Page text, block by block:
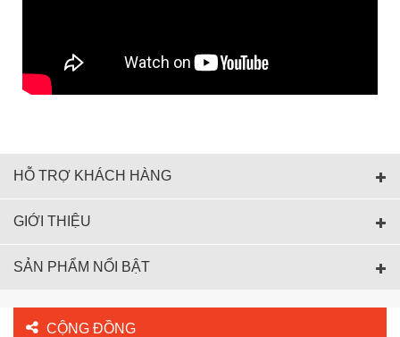
HỖ TRỢ KHÁCH HÀNG
GIỚI THIỆU
SẢN PHẨM NỔI BẬT
CỘNG ĐỒNG